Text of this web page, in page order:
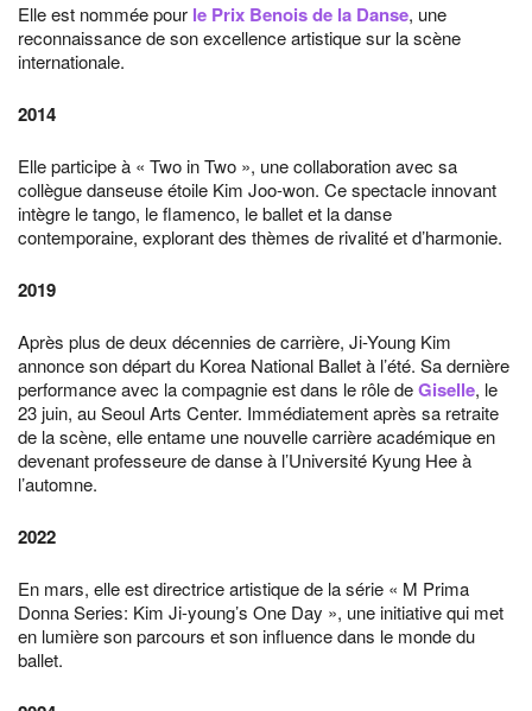
Elle est nommée pour le Prix Benois de la Danse, une
reconnaissance de son excellence artistique sur la scène
internationale.
2014
Elle participe à « Two in Two », une collaboration avec sa
collègue danseuse étoile Kim Joo-won. Ce spectacle innovant
intègre le tango, le flamenco, le ballet et la danse
contemporaine, explorant des thèmes de rivalité et d’harmonie.
2019
Après plus de deux décennies de carrière, Ji-Young Kim
annonce son départ du Korea National Ballet à l’été. Sa dernière
performance avec la compagnie est dans le rôle deGiselle, le
23 juin, au Seoul Arts Center. Immédiatement après sa retraite
de la scène, elle entame une nouvelle carrière académique en
devenant professeure de danse à l’Université Kyung Hee à
l’automne.
2022
En mars, elle est directrice artistique de la série « M Prima
Donna Series: Kim Ji-young’s One Day », une initiative qui met
en lumière son parcours et son influence dans le monde du
ballet.